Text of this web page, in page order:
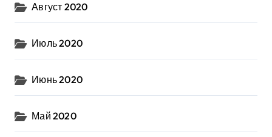
Август 2020
Июль 2020
Июнь 2020
Май 2020